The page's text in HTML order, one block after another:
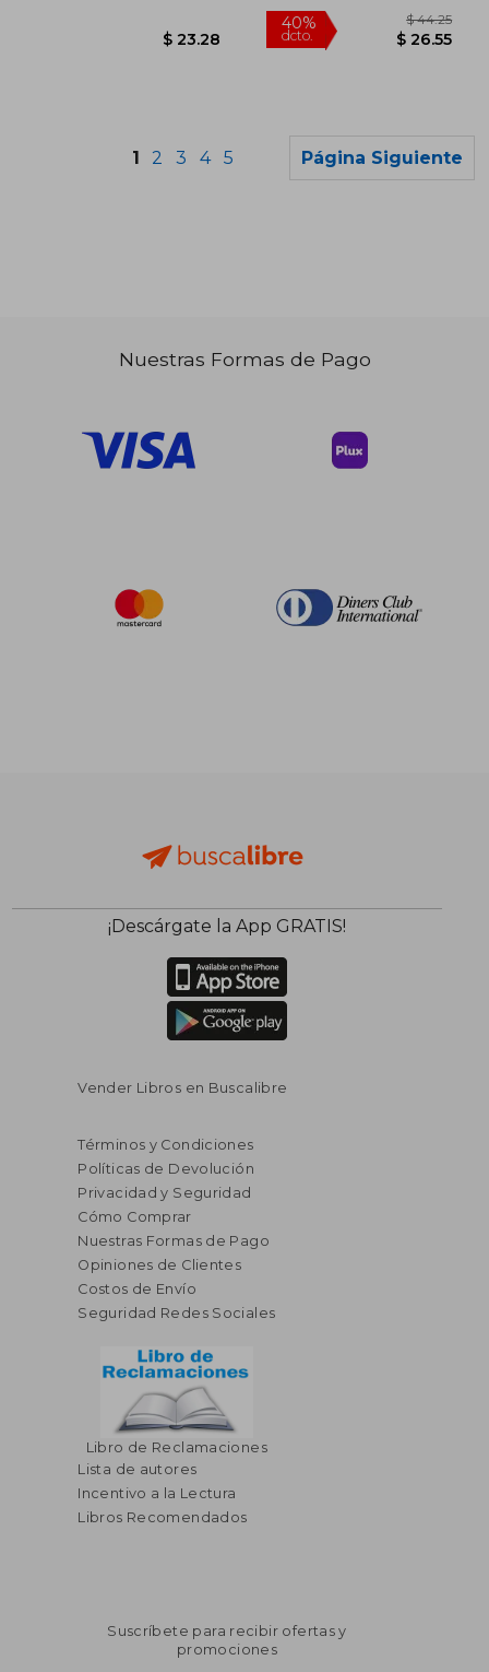
$ 24.58
$ 19.04
$ 23.28
1 2 3 4 5 Página Siguiente
Nuestras Formas de Pago
¡Descárgate la App GRATIS!
Vender Libros en Buscalibre
Términos y Condiciones
Políticas de Devolución
Privacidad y Seguridad
Cómo Comprar
Nuestras Formas de Pago
Opiniones de Clientes
Costos de Envío
Seguridad Redes Sociales
Libro de Reclamaciones
Lista de autores
Incentivo a la Lectura
Libros Recomendados
Suscríbete para recibir ofertas y
promociones